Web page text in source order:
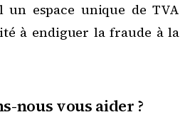
espace unique de TVA
à endiguer la fraude à la
nous vous aider ?